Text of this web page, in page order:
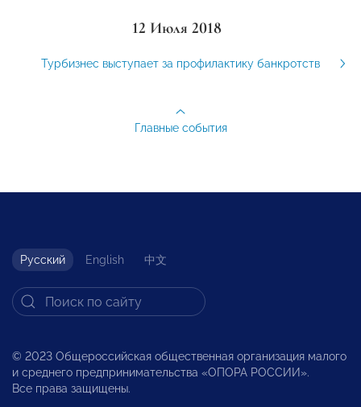
12 Июля 2018
Турбизнес выступает за профилактику банкротств
Главные события
Русский English 中文
© 2023 Общероссийская общественная организация малого
и среднего предпринимательства «ОПОРА РОССИИ».
Все права защищены.